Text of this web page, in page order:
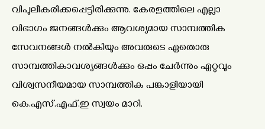
വിപുലീകരിക്കപ്പെട്ടിരിക്കുന്നു. കേരളത്തിലെ എല്ലാ
വിഭാഗം ജനങ്ങൾക്കും ആവശ്യമായ സാമ്പത്തിക
സേവനങ്ങൾ നൽകിയും അവരുടെ ഏതൊരു
സാമ്പത്തികാവശ്യങ്ങൾക്കും ഒപ്പം ചേർന്നും ഏറ്റവും
വിശ്വസനീയമായ സാമ്പത്തിക പങ്കാളിയായി
കെ.എസ്.എഫ്.ഇ സ്വയം മാറി.